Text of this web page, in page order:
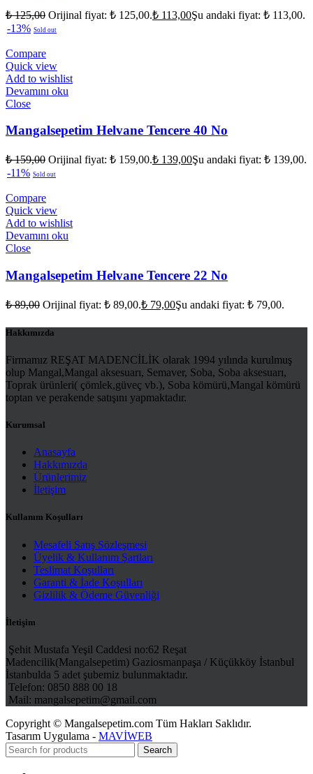
₺125,00 Orijinal fiyat: ₺ 125,00.₺ 113,00Şu andaki fiyat: ₺ 113,00.
-13% Sold out
Compare
Quick view
Add to wishlist
Devamını oku
Close
Mangalsepetim Helvane Tencere 40 No
₺159,00 Orijinal fiyat: ₺ 159,00.₺ 139,00Şu andaki fiyat: ₺ 139,00.
-11% Sold out
Compare
Quick view
Add to wishlist
Devamını oku
Close
Mangalsepetim Helvane Tencere 22 No
₺89,00 Orijinal fiyat: ₺ 89,00.₺ 79,00Şu andaki fiyat: ₺ 79,00.
Hakkımızda
Firmamız REŞAT MADENCİLİK olarak 1994 yılında kurulmuş
olup Mangal,Mangal aksesuarı, Semaver, Soba, Soba aksesuarı,
Toprak ürünleri( çömlek,güveç vb.), Soba kömürü,Mangal kömürü
toptan ve perakende satışını yapmaktadır.
Kurumsal
Anasayfa
Hakkımızda
Ürünlerimiz
İletişim
Kullanım Koşulları
Mesafeli Satış Sözleşmesi
Üyelik & Kullanım Şartları
Teslimat Koşulları
Garanti & İade Koşulları
Gizlilik & Ödeme Güvenliği
İletişim
Şehit Mustafa Yeşil Caddesi no:62 Reşat
Madencilik(Mangalsepetim) Gaziosmanpaşa / Küçükköy İstanbul
İstanbulda 5 adet şubemiz bulunmaktadır.
Telefon: 0850 888 00 18
Mail: mangalsepetim@gmail.com
Copyright © Mangalsepetim.com Tüm Hakları Saklıdır.
Tasarım Uygulama - MAVİWEB
Search